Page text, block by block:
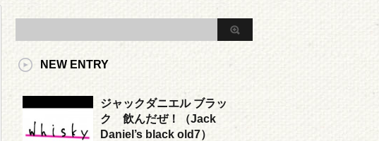
NEW ENTRY
ジャックダニエル ブラッ
ク 飲んだぜ！（Jack
Daniel’s black old7）